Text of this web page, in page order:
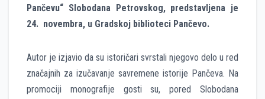
Pančevu“ Slobodana Petrovskog, predstavljena je
24. novembra, u Gradskoj biblioteci Pančevo.
Autor je izjavio da su istoričari svrstali njegovo delo u red
značajnih za izučavanje savremene istorije Pančeva. Na
promociji monografije gosti su, pored Slobodana